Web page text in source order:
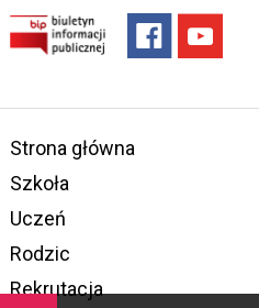
Strona główna
Szkoła
Uczeń
Rodzic
Rekrutacja